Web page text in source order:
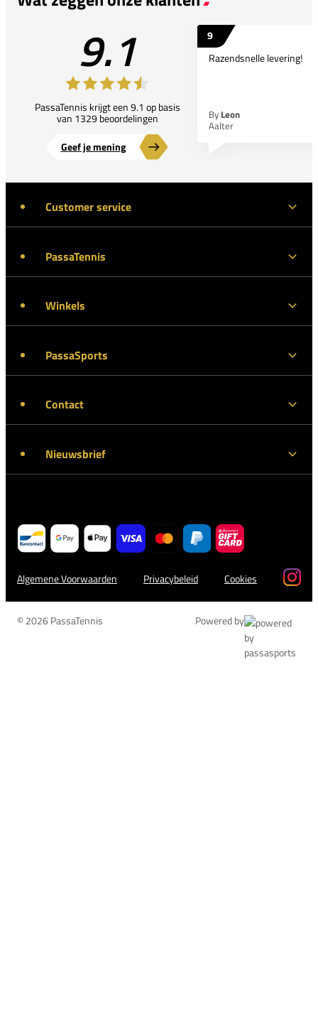
9.1
PassaTennis krijgt een 9.1 op basis
van 1329 beoordelingen
Geef je mening
9
Razendsnelle levering!
By Leon
Aalter
Customer service
PassaTennis
Winkels
PassaSports
Contact
Nieuwsbrief
Algemene Voorwaarden Privacybeleid Cookies
© 2026 PassaTennis Powered by